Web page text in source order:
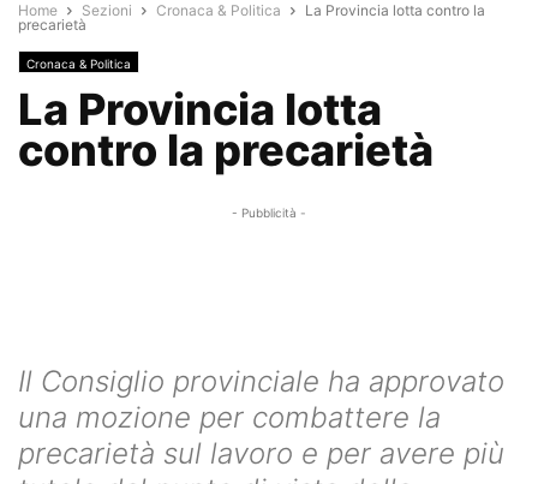
Home Sezioni Cronaca & Politica
La Provincia lotta contro la
precarietà
Cronaca & Politica
La Provincia lotta
contro la precarietà
- Pubblicità -
Il Consiglio provinciale ha approvato
una mozione per combattere la
precarietà sul lavoro e per avere più